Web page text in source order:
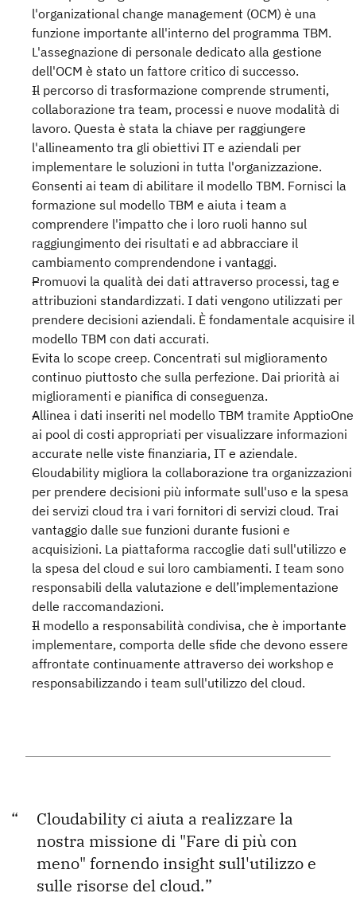
l'organizational change management (OCM) è una
funzione importante all'interno del programma TBM.
L'assegnazione di personale dedicato alla gestione
dell'OCM è stato un fattore critico di successo.
Il percorso di trasformazione comprende strumenti,
collaborazione tra team, processi e nuove modalità di
lavoro. Questa è stata la chiave per raggiungere
l'allineamento tra gli obiettivi IT e aziendali per
implementare le soluzioni in tutta l'organizzazione.
Consenti ai team di abilitare il modello TBM. Fornisci la
formazione sul modello TBM e aiuta i team a
comprendere l'impatto che i loro ruoli hanno sul
raggiungimento dei risultati e ad abbracciare il
cambiamento comprendendone i vantaggi.
Promuovi la qualità dei dati attraverso processi, tag e
attribuzioni standardizzati. I dati vengono utilizzati per
prendere decisioni aziendali. È fondamentale acquisire il
modello TBM con dati accurati.
Evita lo scope creep. Concentrati sul miglioramento
continuo piuttosto che sulla perfezione. Dai priorità ai
miglioramenti e pianifica di conseguenza.
Allinea i dati inseriti nel modello TBM tramite ApptioOne
ai pool di costi appropriati per visualizzare informazioni
accurate nelle viste finanziaria, IT e aziendale.
Cloudability migliora la collaborazione tra organizzazioni
per prendere decisioni più informate sull'uso e la spesa
dei servizi cloud tra i vari fornitori di servizi cloud. Trai
vantaggio dalle sue funzioni durante fusioni e
acquisizioni. La piattaforma raccoglie dati sull'utilizzo e
la spesa del cloud e sui loro cambiamenti. I team sono
responsabili della valutazione e dell’implementazione
delle raccomandazioni.
Il modello a responsabilità condivisa, che è importante
implementare, comporta delle sfide che devono essere
affrontate continuamente attraverso dei workshop e
responsabilizzando i team sull'utilizzo del cloud.
Cloudability ci aiuta a realizzare la
nostra missione di "Fare di più con
meno" fornendo insight sull'utilizzo e
sulle risorse del cloud.